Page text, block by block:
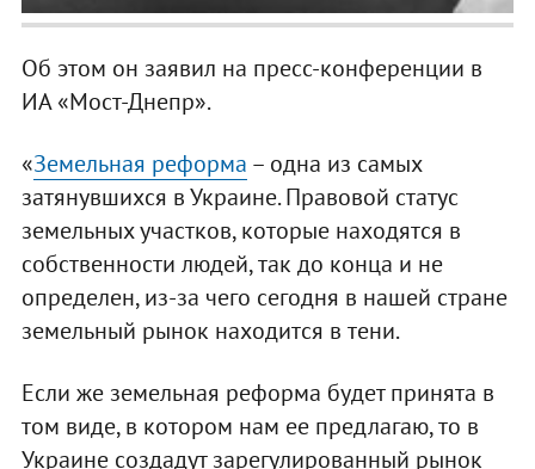
Об этом он заявил на пресс-конференции в
ИА «Мост-Днепр».
«Земельная реформа – одна из самых
затянувшихся в Украине. Правовой статус
земельных участков, которые находятся в
собственности людей, так до конца и не
определен, из-за чего сегодня в нашей стране
земельный рынок находится в тени.
Если же земельная реформа будет принята в
том виде, в котором нам ее предлагаю, то в
Украине создадут зарегулированный рынок